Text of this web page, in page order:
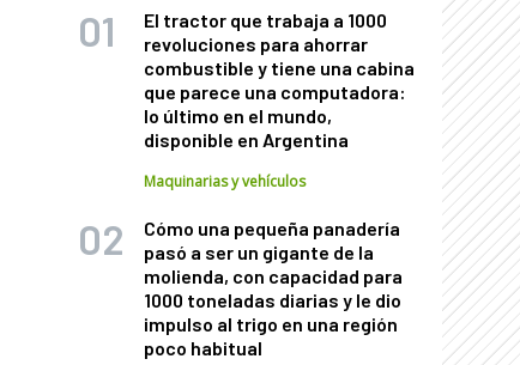
El tractor que trabaja a 1000
revoluciones para ahorrar
combustible y tiene una cabina
que parece una computadora:
lo último en el mundo,
disponible en Argentina
Maquinarias y vehículos
Cómo una pequeña panadería
pasó a ser un gigante de la
molienda, con capacidad para
1000 toneladas diarias y le dio
impulso al trigo en una región
poco habitual